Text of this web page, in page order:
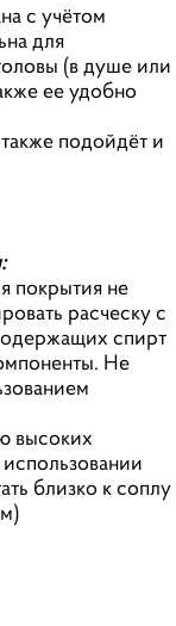
с учётом
для
(в душе или
ее удобно
подойдёт и
покрытия не
расческу с
спирт
Не
высоких
близко к соплу